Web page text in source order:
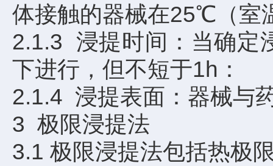
体接触的器械在25℃（室
2.1.3 浸提时间：当确定
下进行，但不短于1h：
2.1.4 浸提表面：器械与
3 极限浸提法
3.1 极限浸提法包括热极